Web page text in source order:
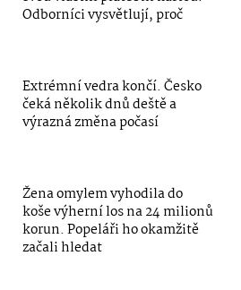
Odborníci vysvětlují, proč
Extrémní vedra končí. Česko
čeká několik dnů deště a
výrazná změna počasí
Žena omylem vyhodila do
koše výherní los na 24 milionů
korun. Popeláři ho okamžitě
začali hledat